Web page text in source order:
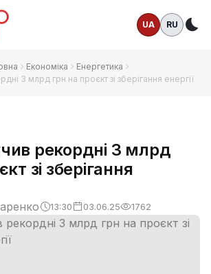
UA RU
Економіка
Енергетика
3 млрд грн на проєкт зі зберігання енергії
рекордні 3 млрд
зі зберігання
13:30 03.06.25 1762